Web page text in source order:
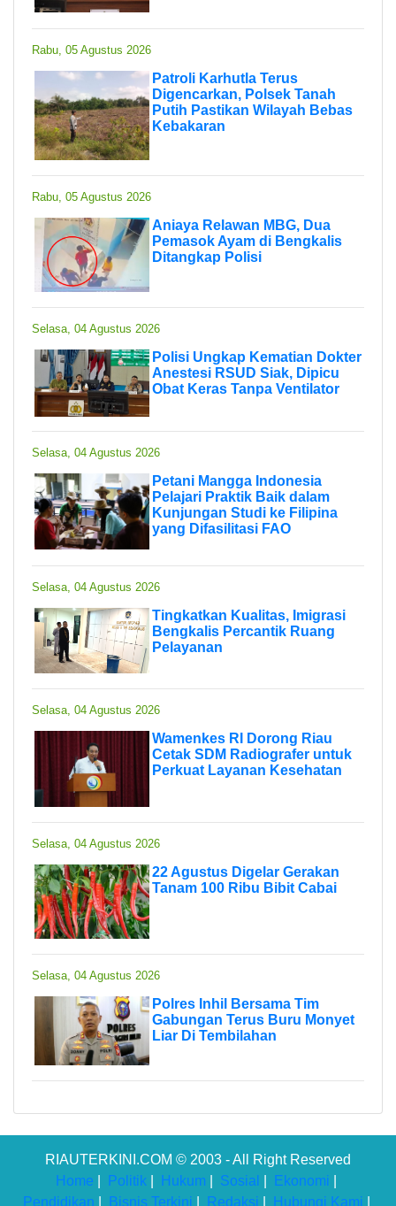
Rabu, 05 Agustus 2026
Patroli Karhutla Terus
Digencarkan, Polsek Tanah
Putih Pastikan Wilayah Bebas
Kebakaran
Rabu, 05 Agustus 2026
Aniaya Relawan MBG, Dua
Pemasok Ayam di Bengkalis
Ditangkap Polisi
Selasa, 04 Agustus 2026
Polisi Ungkap Kematian Dokter
Anestesi RSUD Siak, Dipicu
Obat Keras Tanpa Ventilator
Selasa, 04 Agustus 2026
Petani Mangga Indonesia
Pelajari Praktik Baik dalam
Kunjungan Studi ke Filipina
yang Difasilitasi FAO
Selasa, 04 Agustus 2026
Tingkatkan Kualitas, Imigrasi
Bengkalis Percantik Ruang
Pelayanan
Selasa, 04 Agustus 2026
Wamenkes RI Dorong Riau
Cetak SDM Radiografer untuk
Perkuat Layanan Kesehatan
Selasa, 04 Agustus 2026
22 Agustus Digelar Gerakan
Tanam 100 Ribu Bibit Cabai
Selasa, 04 Agustus 2026
Polres Inhil Bersama Tim
Gabungan Terus Buru Monyet
Liar Di Tembilahan
RIAUTERKINI.COM © 2003 - All Right Reserved
Home
Politik Hukum Sosial Ekonomi
Pendidikan
Bisnis Terkini Redaksi Hubungi Kami